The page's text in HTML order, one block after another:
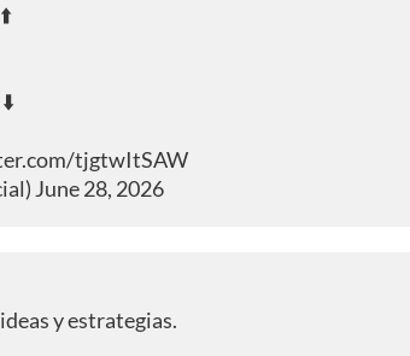
tjgtwItSAW
June 28, 2026
y estrategias.